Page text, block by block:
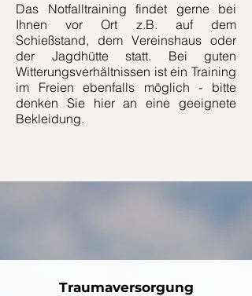
Das Notfalltraining findet gerne bei
Ihnen vor Ort z.B. auf dem
Schießstand, dem Vereinshaus oder
der Jagdhütte statt. Bei guten
Witterungsverhältnissen ist ein Training
im Freien ebenfalls möglich - bitte
denken Sie hier an eine geeignete
Bekleidung.
Traumaversorgung